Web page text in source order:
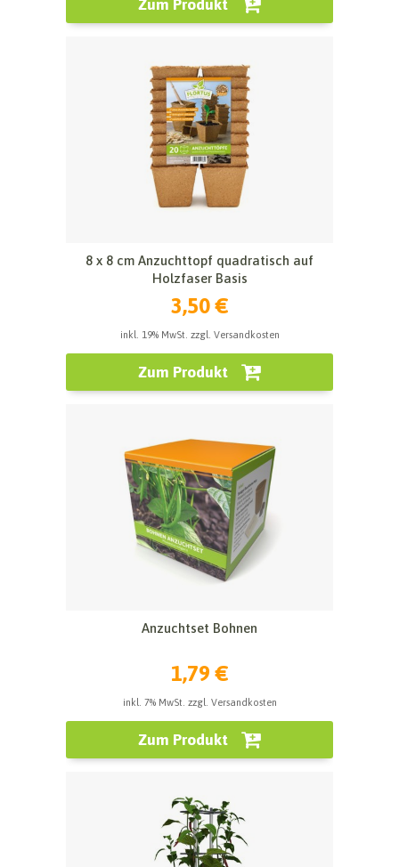
Zum Produkt
8 x 8 cm Anzuchttopf quadratisch auf
Holzfaser Basis
3,50 €
inkl. 19% MwSt. zzgl. Versandkosten
Zum Produkt
Anzuchtset Bohnen
1,79 €
inkl. 7% MwSt. zzgl. Versandkosten
Zum Produkt